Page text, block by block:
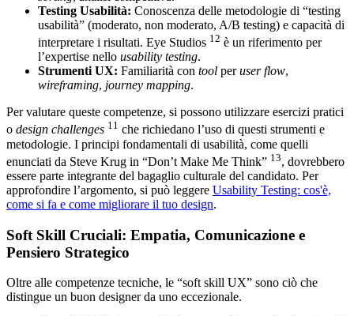
Testing Usabilità: Conoscenza delle metodologie di “testing
usabilità” (moderato, non moderato, A/B testing) e capacità di
interpretare i risultati. Eye Studios 12 è un riferimento per
l’expertise nello usability testing.
Strumenti UX: Familiarità con tool peruser flow,
wireframing, journey mapping.
Per valutare queste competenze, si possono utilizzare esercizi pratici
o design challenges 11 che richiedano l’uso di questi strumenti e
metodologie. I principi fondamentali di usabilità, come quelli
enunciati da Steve Krug in “Don’t Make Me Think” 13, dovrebbero
essere parte integrante del bagaglio culturale del candidato. Per
approfondire l’argomento, si può leggere Usability Testing: cos'è,
come si fa e come migliorare il tuo design.
Soft Skill Cruciali: Empatia, Comunicazione e
Pensiero Strategico
Oltre alle competenze tecniche, le “soft skill UX” sono ciò che
distingue un buon designer da uno eccezionale.